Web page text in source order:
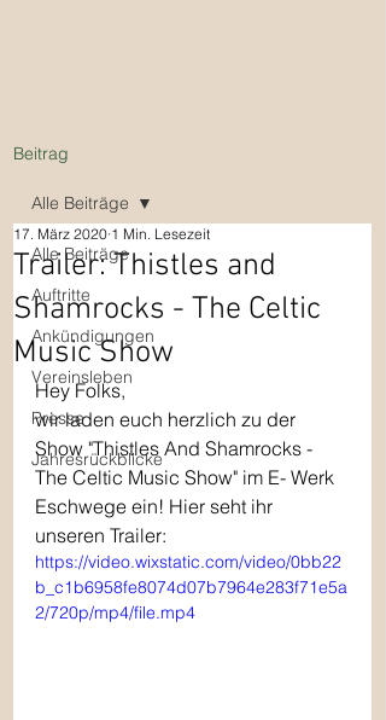
Beitrag
Alle Beiträge
Auftritte
Ankündigungen
Vereinsleben
Presse
Jahresrückblicke
Alle Beiträge
Trailer: Thistles and
Shamrocks - The Celtic
Music Show
17. März 2020 1 Min. Lesezeit
Hey Folks,
wir laden euch herzlich zu der
Show "Thistles And Shamrocks -
The Celtic Music Show" im E- Werk
Eschwege ein! Hier seht ihr
unseren Trailer:
https://video.wixstatic.com/video/0bb22
b_c1b6958fe8074d07b7964e283f71e5a
2/720p/mp4/file.mp4